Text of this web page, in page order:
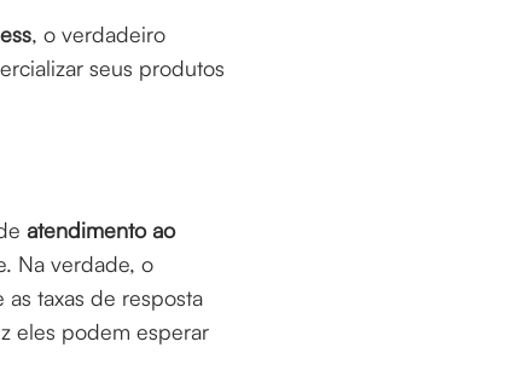
, o verdadeiro
seus produtos
atendimento ao
Na verdade, o
taxas de resposta
eles podem esperar